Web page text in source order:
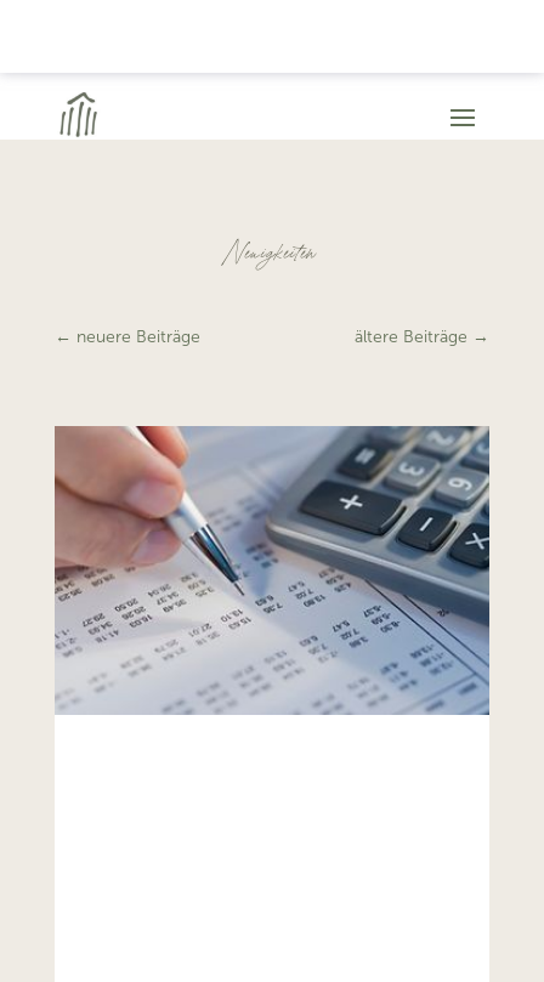
Neuigkeiten
← neuere Beiträge ältere Beiträge →